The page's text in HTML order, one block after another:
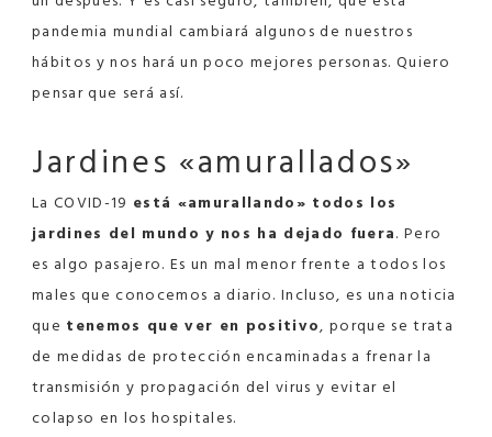
pandemia mundial cambiará algunos de nuestros
hábitos y nos hará un poco mejores personas. Quiero
pensar que será así.
Jardines «amurallados»
La COVID-19 está «amurallando» todos los
jardines del mundo y nos ha dejado fuera. Pero
es algo pasajero. Es un mal menor frente a todos los
males que conocemos a diario. Incluso, es una noticia
que tenemos que ver en positivo, porque se trata
de medidas de protección encaminadas a frenar la
transmisión y propagación del virus y evitar el
colapso en los hospitales.